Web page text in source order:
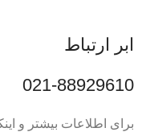
ابر ارتباط
021-88929610
برای اطلاعات بیشتر و